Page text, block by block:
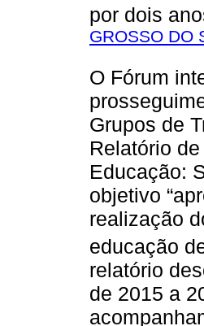
por dois
GROSSO DO
O Fórum
Grupos de
Relatório
Educação:
objetivo
realização
educação
relatório
de 2015 a